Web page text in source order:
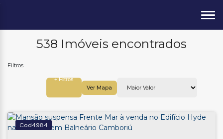
538 Imóveis encontrados
Ver Mapa
4984